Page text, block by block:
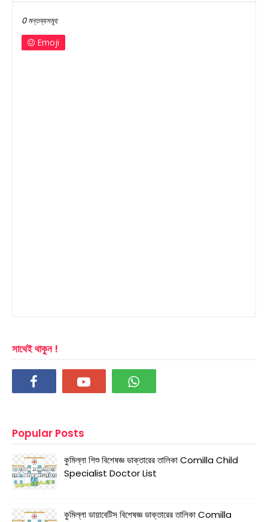
0 মন্তব্যসমূহ
Emoji
সাথেই থাকুন !
Popular Posts
কুমিল্লা শিশু বিশেষজ্ঞ ডাক্তারের তালিকা Comilla Child
Specialist Doctor List
কুমিল্লা ডায়াবেটিস বিশেষজ্ঞ ডাক্তারের তালিকা Comilla